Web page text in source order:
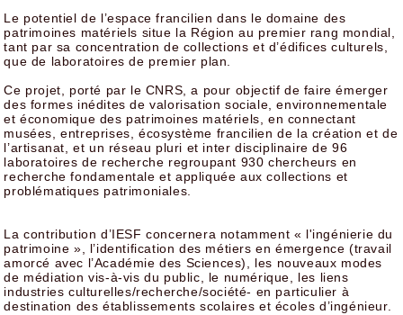
Le potentiel de l’espace francilien dans le domaine des
patrimoines matériels situe la Région au premier rang mondial,
tant par sa concentration de collections et d’édifices culturels,
que de laboratoires de premier plan.
Ce projet, porté par le CNRS, a pour objectif de faire émerger
des formes inédites de valorisation sociale, environnementale
et économique des patrimoines matériels, en connectant
musées, entreprises, écosystème francilien de la création et de
l’artisanat, et un réseau pluri et inter disciplinaire de 96
laboratoires de recherche regroupant 930 chercheurs en
recherche fondamentale et appliquée aux collections et
problématiques patrimoniales.
La contribution d’IESF concernera notamment « l'ingénierie du
patrimoine », l’identification des métiers en émergence (travail
amorcé avec l’Académie des Sciences), les nouveaux modes
de médiation vis-à-vis du public, le numérique, les liens
industries culturelles/recherche/société- en particulier à
destination des établissements scolaires et écoles d’ingénieur.